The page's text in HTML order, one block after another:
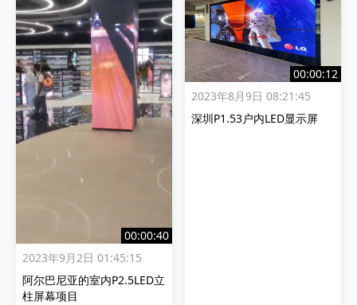
00:00:40
2023年9月2日 01:45:15
阿尔巴尼亚的室内P2.5LED立
柱屏幕项目
00:00:12
2023年8月9日 08:21:45
深圳P1.53户内LED显示屏